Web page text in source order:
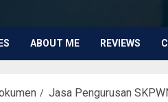
ABOUT ME REVIEWS
Jasa Pengurusan